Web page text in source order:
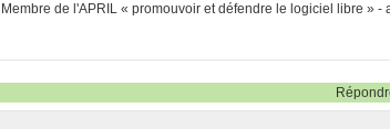
Membre de l'APRIL « promouvoir et défendre le logiciel libre » -